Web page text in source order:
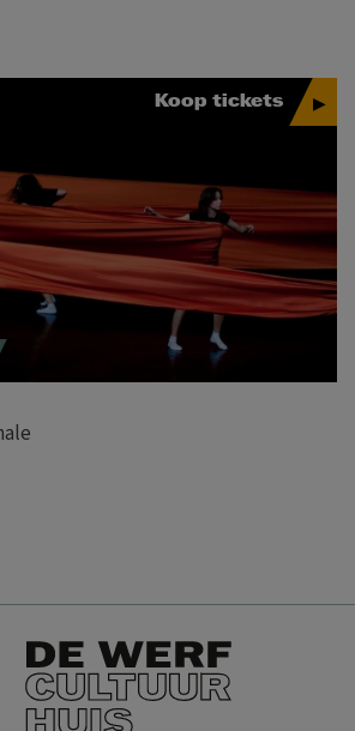
Koop tickets